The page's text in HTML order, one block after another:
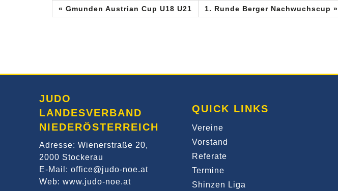
« Gmunden Austrian Cup U18 U21 1. Runde Berger Nachwuchscup »
JUDO
LANDESVERBAND
NIEDERÖSTERREICH
Adresse: Wienerstraße 20,
2000 Stockerau
E-Mail: office@judo-noe.at
Web: www.judo-noe.at
QUICK LINKS
Vereine
Vorstand
Referate
Termine
Shinzen Liga